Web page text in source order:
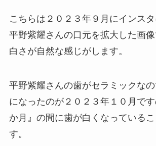
こちらは２０２３年９月にインス
平野紫耀さんの口元を拡大した画
白さが自然な感じがします。
平野紫耀さんの歯がセラミックな
になったのが２０２３年１０月で
か月』の間に歯が白くなっている
す。